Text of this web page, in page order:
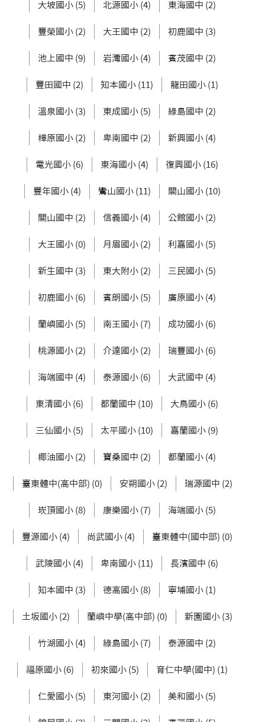
大坡國小 (5) 北源國小 (4) 東海國中 (2)
豐榮國小 (2) 大王國中 (2) 初鹿國中 (3)
池上國中 (9) 岩灣國小 (4) 賓茂國中 (2)
豐田國中 (2) 知本國小 (11) 龍田國小 (1)
溫泉國小 (3) 東成國小 (5) 綠島國中 (2)
樟原國小 (2) 卑南國中 (2) 新興國小 (4)
電光國小 (6) 東海國小 (4) 復興國小 (16)
豐年國小 (4) 鸞山國小 (11) 關山國小 (10)
關山國中 (2) 信義國小 (4) 公館國小 (2)
大王國小 (0) 月眉國小 (2) 利嘉國小 (5)
新生國中 (3) 東大附小 (2) 三民國小 (5)
初鹿國小 (6) 賓朗國小 (5) 廣原國小 (4)
蘭嶼國小 (5) 南王國小 (7) 成功國小 (6)
桃源國小 (2) 介達國小 (2) 瑞豐國小 (6)
海端國中 (4) 泰源國小 (6) 大武國中 (4)
東清國小 (6) 都蘭國中 (10) 大鳥國小 (6)
三仙國小 (5) 太平國小 (10) 嘉蘭國小 (9)
椰油國小 (2) 寶桑國中 (2) 都蘭國小 (4)
臺東體中(高中部) (0) 安朔國小 (2) 瑞源國中 (2)
崁頂國小 (8) 康樂國小 (7) 海端國小 (5)
豐源國小 (4) 尚武國小 (4) 臺東體中(國中部) (0)
武陵國小 (4) 卑南國小 (11) 長濱國中 (6)
知本國中 (3) 德高國小 (8) 寧埔國小 (1)
土坂國小 (2) 蘭嶼中學(高中部) (0) 新園國小 (3)
竹湖國小 (4) 綠島國小 (7) 泰源國中 (2)
福原國小 (6) 初來國小 (5) 育仁中學(國中) (1)
仁愛國小 (5) 東河國小 (2) 美和國小 (5)